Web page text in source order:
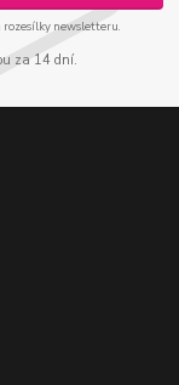
rozesílky newsletteru.
za 14 dní.